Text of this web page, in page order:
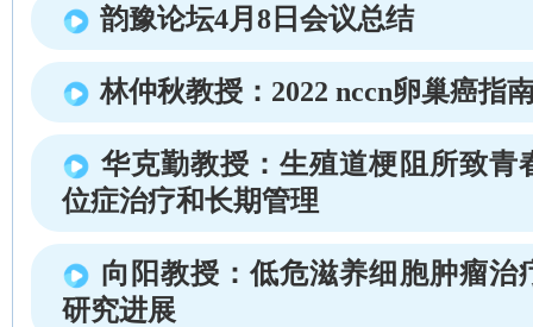
韵豫论坛4月8日会议总结
林仲秋教授：2022 nccn卵巢癌指
华克勤教授：生殖道梗阻所致青
位症治疗和长期管理
向阳教授：低危滋养细胞肿瘤治
研究进展